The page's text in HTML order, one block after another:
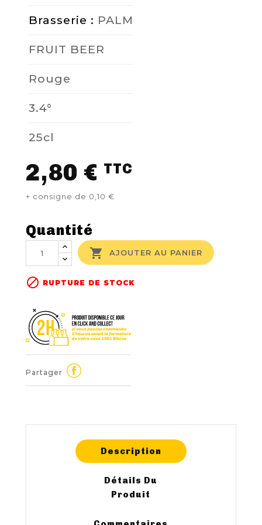
Brasserie : PALM
FRUIT BEER
Rouge
3.4°
25cl
2,80 € TTC
+ consigne de 0,10 €
Quantité
 AJOUTER AU PANIER
 RUPTURE DE STOCK
Partager
Description
Détails Du
Produit